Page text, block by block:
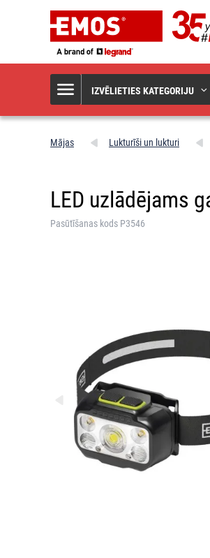
IZVĒLIETIES KATEGORIJU
Mājas Lukturīši un lukturi
LED uzlādējams
Pasūtīšanas kods P3546